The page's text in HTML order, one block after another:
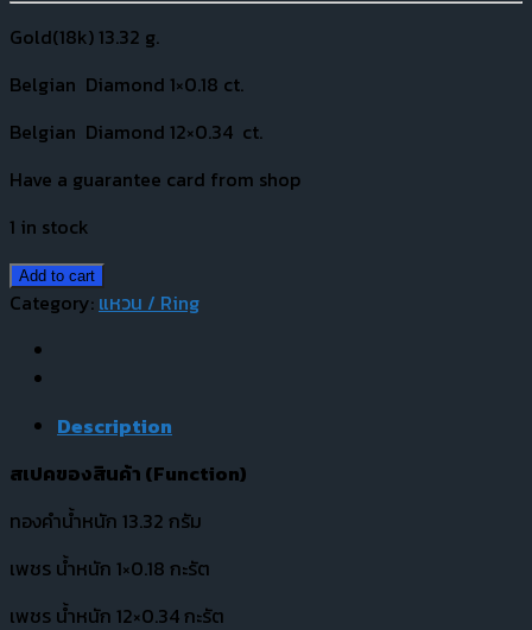
Gold(18k) 13.32 g.
Belgian Diamond 1×0.18 ct.
Belgian Diamond 12×0.34 ct.
Have a guarantee card from shop
1 in stock
Add to cart
Category: แหวน / Ring
Description
สเปคของสินค้า (Function)
ทองคำน้ำหนัก 13.32 กรัม
เพชร น้ำหนัก 1×0.18 กะรัต
เพชร น้ำหนัก 12×0.34 กะรัต